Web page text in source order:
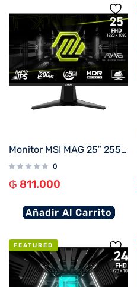
Monitor MSI MAG 25″ 255F E20 IPS 200HZ
0
₲ 811.000
Añadir Al Carrito
FEATURED